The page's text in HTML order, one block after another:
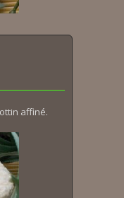
affiné.